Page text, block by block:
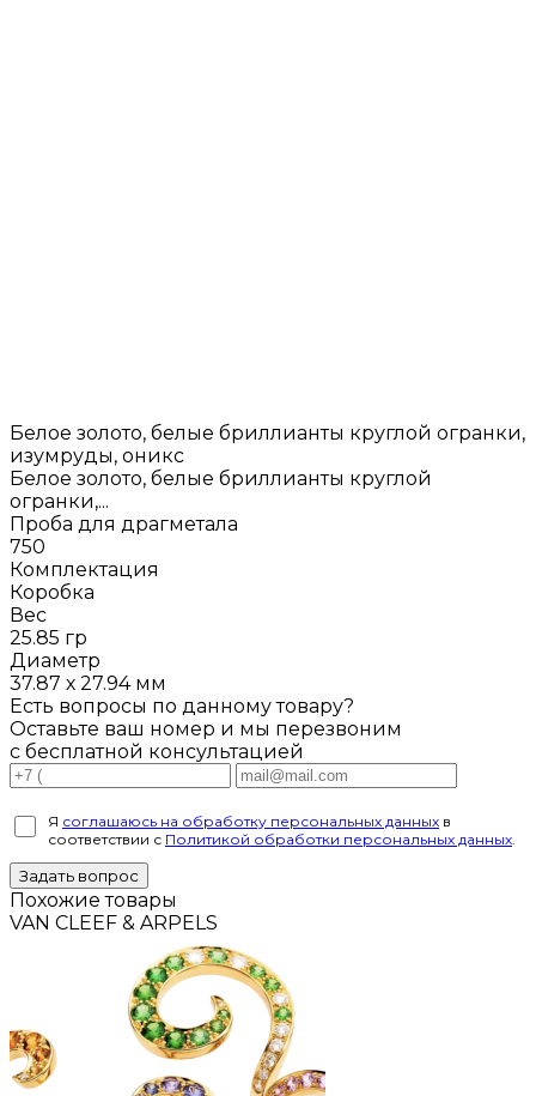
Белое золото, белые бриллианты круглой огранки,
изумруды, оникс
Белое золото, белые бриллианты круглой
огранки,...
Проба для драгметала
750
Комплектация
Коробка
Вес
25.85 гр
Диаметр
37.87 х 27.94 мм
Есть вопросы по данному товару?
Оставьте ваш номер и мы перезвоним
с бесплатной консультацией
Я соглашаюсь на обработку персональных данных в
соответствии с Политикой обработки персональных данных.
Задать вопрос
Похожие товары
VAN CLEEF & ARPELS